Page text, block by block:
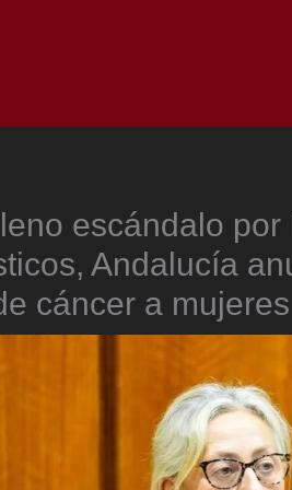
escándalo
Andalucía
cáncer a